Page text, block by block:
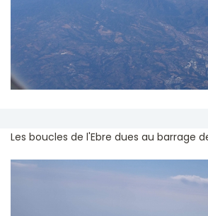
Les boucles de l'Ebre dues au barrage